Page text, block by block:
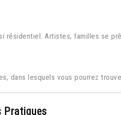
résidentiel. Artistes, familles se
dans lesquels vous pourrez
Pratiques